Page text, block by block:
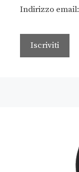
Indirizzo email: